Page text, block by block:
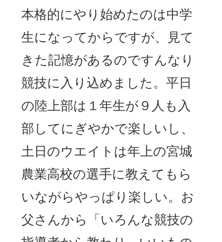
本格的にやり始めたのは中学
生になってからですが、見て
きた記憶があるのですんなり
競技に入り込めました。平日
の陸上部は１年生が９人も入
部してにぎやかで楽しいし、
土日のウエイトは年上の宮城
農業高校の選手に教えてもら
いながらやっぱり楽しい。お
父さんから「いろんな競技の